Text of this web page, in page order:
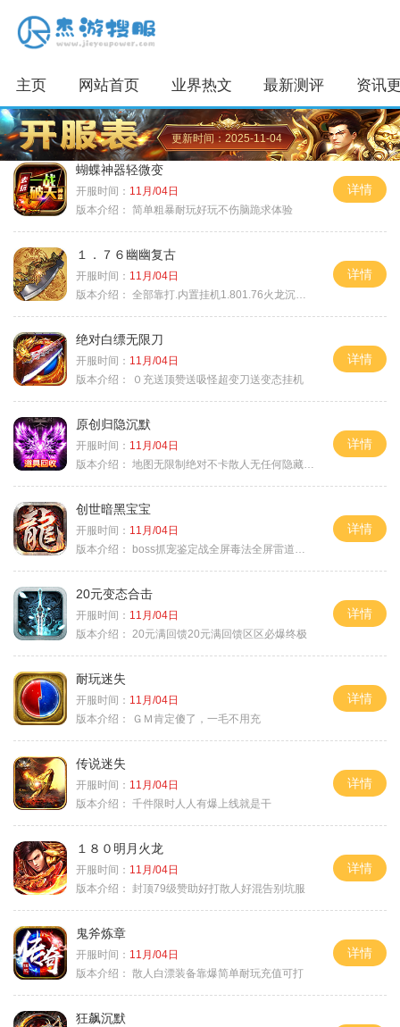
主页 网站首页 业界热文 最新测评 资讯
更新时间：2025-11-04
蝴蝶神器轻微变
开服时间： 11月/04日
版本介绍： 简单粗暴耐玩好玩不伤脑跪求体验
详情
１．７６幽幽复古
开服时间： 11月/04日
版本介绍： 全部靠打.内置挂机1.801.76火龙沉默微变
详情
绝对白缥无限刀
开服时间： 11月/04日
版本介绍：
０充送顶赞送吸怪超变刀送变态挂机
详情
原创归隐沉默
开服时间： 11月/04日
版本介绍： 地图无限制绝对不卡散人无任何隐藏消费
详情
创世暗黑宝宝
开服时间： 11月/04日
版本介绍：
boss抓宠鉴定战全屏毒法全屏雷道全屏狗
详情
20元变态合击
开服时间： 11月/04日
版本介绍： 20元满回馈20元满回馈区区必爆终极
详情
耐玩迷失
开服时间： 11月/04日
版本介绍：
ＧＭ肯定傻了，一毛不用充
详情
传说迷失
开服时间： 11月/04日
版本介绍： 千件限时人人有爆上线就是干
详情
１８０明月火龙
开服时间： 11月/04日
版本介绍： 封顶79级赞助好打散人好混告别坑服
详情
鬼斧炼章
开服时间： 11月/04日
版本介绍： 散人白漂装备靠爆简单耐玩充值可打
详情
狂飙沉默